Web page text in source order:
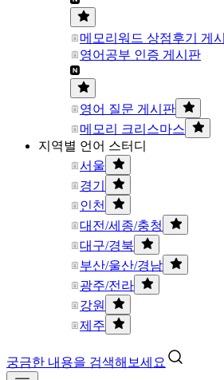
메모리워드 상점후기 게
영어공부 인증 게시판
영어 질문 게시판
메모리 크리스마스
지역별 언어 스터디
서울
경기
인천
대전/세종/충청
대구/경북
부산/울산/경남
광주/전라
강원
제주
궁금한 내용을 검색해보세요